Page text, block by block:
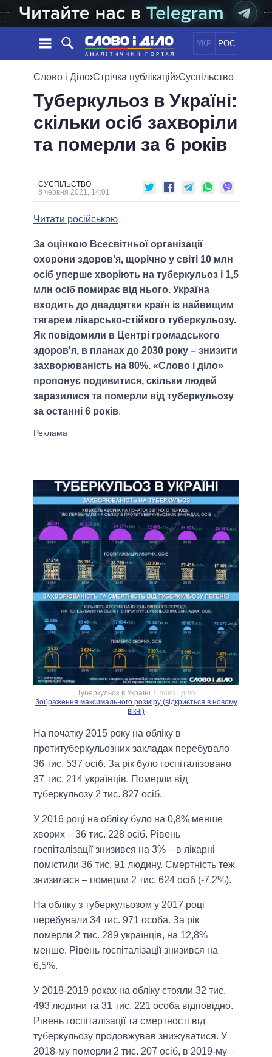
УКР РОС
НОВИНИ
СТРІЧКА
ПОДІЇ
СТАТТІ
ОГЛЯДИ
ДАЙДЖЕСТИ
ПОЛІТИКА
ЕКОНОМІКА
СУСПІЛЬСТВО
ОБIЦЯНКИ
ПОЛIТИКИ
УСІ ПОЛІТИКИ
ПРЕЗИДЕНТ І ОФІС
ВЕРХОВНА РАДА
МЕРИ МІСТ
ВСІ ПЕРСОНИ
ІНФОГРАФІКА
ВІДЕО
Слово і Діло›Стрічка публікацій›Суспільство
Туберкульоз в Україні:
скільки осіб захворіли
та померли за 6 років
СУСПІЛЬСТВО
8 червня 2021, 14:01
Читати російською
За оцінкою Всесвітньої організації
охорони здоров'я, щорічно у світі 10 млн
осіб уперше хворіють на туберкульоз і 1,5
млн осіб помирає від нього. Україна
входить до двадцятки країн із найвищим
тягарем лікарсько-стійкого туберкульозу.
Як повідомили в Центрі громадського
здоров'я, в планах до 2030 року – знизити
захворюваність на 80%. «Слово і діло»
пропонує подивитися, скільки людей
заразилися та померли від туберкульозу
за останні 6 років.
Туберкульоз в Україні Слово і діло
Зображення максимального розміру (відкриється в новому
вікні)
На початку 2015 року на обліку в
протитуберкульозних закладах перебувало
36 тис. 537 осіб. За рік було госпіталізовано
37 тис. 214 українців. Померли від
туберкульозу 2 тис. 827 осіб.
У 2016 році на обліку було на 0,8% менше
хворих – 36 тис. 228 осіб. Рівень
госпіталізації знизився на 3% – в лікарні
помістили 36 тис. 91 людину. Смертність теж
знизилася – померли 2 тис. 624 осіб (-7,2%).
На обліку з туберкульозом у 2017 році
перебували 34 тис. 971 особа. За рік
померли 2 тис. 289 українців, на 12,8%
менше. Рівень госпіталізації знизився на
6,5%.
У 2018-2019 роках на обліку стояли 32 тис.
493 людини та 31 тис. 221 особа відповідно.
Рівень госпіталізації та смертності від
туберкульозу продовжував знижуватися. У
2018-му померли 2 тис. 207 осіб, в 2019-му –